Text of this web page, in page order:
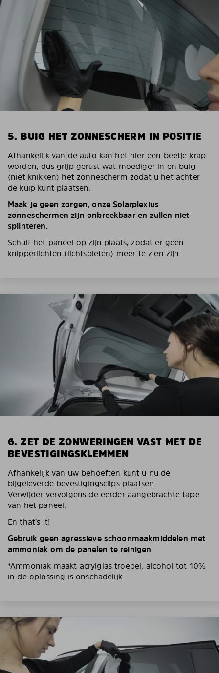
5. BUIG HET ZONNESCHERM IN POSITIE
Afhankelijk van de auto kan het hier een beetje krap
worden, dus grijp gerust wat moediger in en buig
(niet knikken) het zonnescherm zodat u het achter
de kuip kunt plaatsen.
Maak je geen zorgen, onze Solarplexius
zonneschermen zijn onbreekbaar en zullen niet
splinteren.
Schuif het paneel op zijn plaats, zodat er geen
knipperlichten (lichtspleten) meer te zien zijn.
6. ZET DE ZONWERINGEN VAST MET DE
BEVESTIGINGSKLEMMEN
Afhankelijk van uw behoeften kunt u nu de
bijgeleverde bevestigingsclips plaatsen.
Verwijder vervolgens de eerder aangebrachte tape
van het paneel.
En that’s it!
Gebruik geen agressieve schoonmaakmiddelen met
ammoniak om de panelen te reinigen.
*Ammoniak maakt acrylglas troebel, alcohol tot 10%
in de oplossing is onschadelijk.